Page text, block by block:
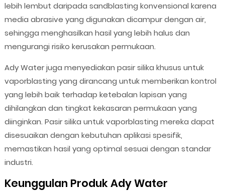
lebih lembut daripada sandblasting konvensional karena
media abrasive yang digunakan dicampur dengan air,
sehingga menghasilkan hasil yang lebih halus dan
mengurangi risiko kerusakan permukaan.
Ady Water juga menyediakan pasir silika khusus untuk
vaporblasting yang dirancang untuk memberikan kontrol
yang lebih baik terhadap ketebalan lapisan yang
dihilangkan dan tingkat kekasaran permukaan yang
diinginkan. Pasir silika untuk vaporblasting mereka dapat
disesuaikan dengan kebutuhan aplikasi spesifik,
memastikan hasil yang optimal sesuai dengan standar
industri.
Keunggulan Produk Ady Water